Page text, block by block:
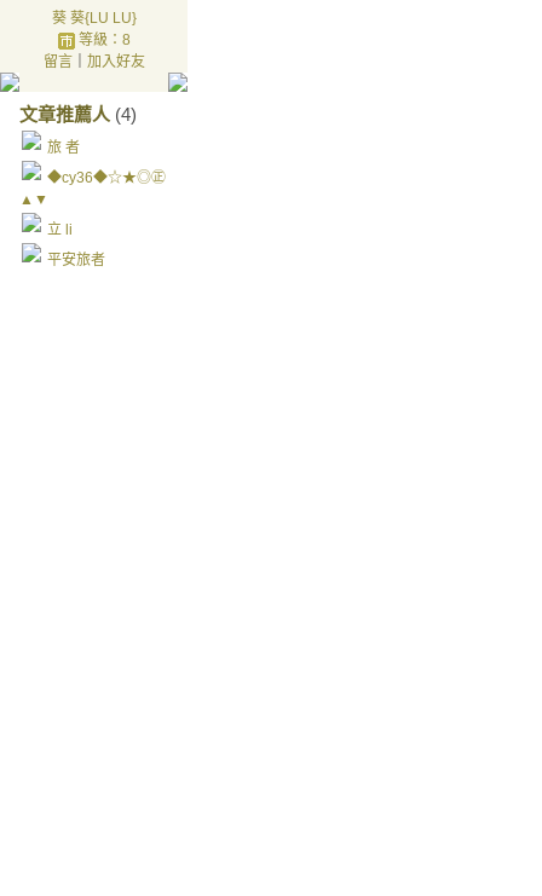
葵 葵{LU LU}
等級：8
留言｜ 加入好友
文章推薦人 (4)
旅 者
◆cy36◆☆★◎㊣
▲▼
立 li
平安旅者